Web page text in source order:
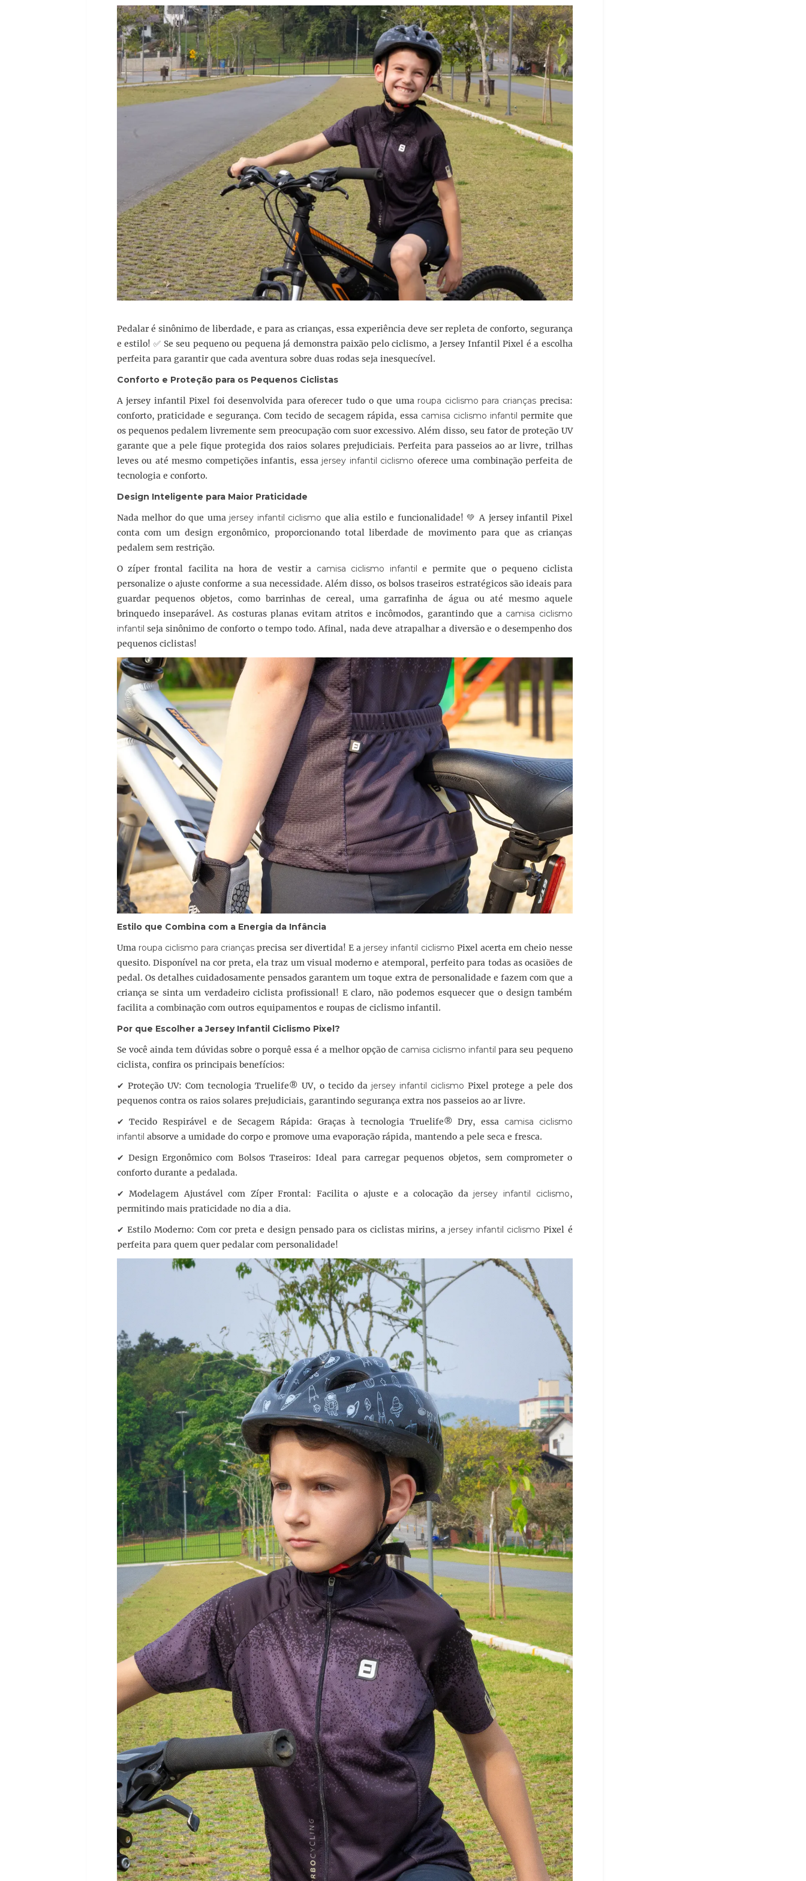
Pedalar é sinônimo de liberdade, e para as crianças, essa experiência deve ser repleta de conforto, segurança
e estilo! ✅ Se seu pequeno ou pequena já demonstra paixão pelo ciclismo, a Jersey Infantil Pixel é a escolha
perfeita para garantir que cada aventura sobre duas rodas seja inesquecível.
Conforto e Proteção para os Pequenos Ciclistas
A jersey infantil Pixel foi desenvolvida para oferecer tudo o que uma roupa ciclismo para criançasprecisa:
conforto, praticidade e segurança. Com tecido de secagem rápida, essa camisa ciclismo infantil permite que
os pequenos pedalem livremente sem preocupação com suor excessivo. Além disso, seu fator de proteção UV
garante que a pele fique protegida dos raios solares prejudiciais. Perfeita para passeios ao ar livre, trilhas
leves ou até mesmo competições infantis, essa jersey infantil ciclismo oferece uma combinação perfeita de
tecnologia e conforto.
Design Inteligente para Maior Praticidade
Nada melhor do que uma jersey infantil ciclismo que alia estilo e funcionalidade! 💚 A jersey infantil Pixel
conta com um design ergonômico, proporcionando total liberdade de movimento para que as crianças
pedalem sem restrição.
O zíper frontal facilita na hora de vestir a camisa ciclismo infantil e permite que o pequeno ciclista
personalize o ajuste conforme a sua necessidade. Além disso, os bolsos traseiros estratégicos são ideais para
guardar pequenos objetos, como barrinhas de cereal, uma garrafinha de água ou até mesmo aquele
brinquedo inseparável. As costuras planas evitam atritos e incômodos, garantindo que a camisa ciclismo
infantil seja sinônimo de conforto o tempo todo. Afinal, nada deve atrapalhar a diversão e o desempenho dos
pequenos ciclistas!
Estilo que Combina com a Energia da Infância
Uma roupa ciclismo para crianças precisa ser divertida! E a jersey infantil ciclismo Pixel acerta em cheio nesse
quesito. Disponível na cor preta, ela traz um visual moderno e atemporal, perfeito para todas as ocasiões de
pedal. Os detalhes cuidadosamente pensados garantem um toque extra de personalidade e fazem com que a
criança se sinta um verdadeiro ciclista profissional! E claro, não podemos esquecer que o design também
facilita a combinação com outros equipamentos e roupas de ciclismo infantil.
Por que Escolher aJersey Infantil CiclismoPixel?
Se você ainda tem dúvidas sobre o porquê essa é a melhor opção de camisa ciclismo infantil para seu pequeno
ciclista, confira os principais benefícios:
✔ Proteção UV: Com tecnologia Truelife® UV, o tecido da jersey infantil ciclismo Pixel protege a pele dos
pequenos contra os raios solares prejudiciais, garantindo segurança extra nos passeios ao ar livre.
✔ Tecido Respirável e de Secagem Rápida: Graças à tecnologia Truelife® Dry, essa camisa ciclismo
infantil absorve a umidade do corpo e promove uma evaporação rápida, mantendo a pele seca e fresca.
✔ Design Ergonômico com Bolsos Traseiros: Ideal para carregar pequenos objetos, sem comprometer o
conforto durante a pedalada.
✔ Modelagem Ajustável com Zíper Frontal: Facilita o ajuste e a colocação da jersey infantil ciclismo,
permitindo mais praticidade no dia a dia.
✔ Estilo Moderno: Com cor preta e design pensado para os ciclistas mirins, a jersey infantil ciclismo Pixel é
perfeita para quem quer pedalar com personalidade!